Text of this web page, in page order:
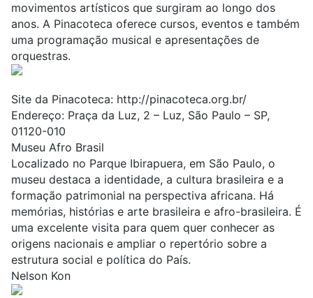
movimentos artísticos que surgiram ao longo dos
anos. A Pinacoteca oferece cursos, eventos e também
uma programação musical e apresentações de
orquestras.
Site da Pinacoteca: http://pinacoteca.org.br/
Endereço: Praça da Luz, 2 – Luz, São Paulo – SP,
01120-010
Museu Afro Brasil
Localizado no Parque Ibirapuera, em São Paulo, o
museu destaca a identidade, a cultura brasileira e a
formação patrimonial na perspectiva africana. Há
memórias, histórias e arte brasileira e afro-brasileira. É
uma excelente visita para quem quer conhecer as
origens nacionais e ampliar o repertório sobre a
estrutura social e política do País.
Nelson Kon